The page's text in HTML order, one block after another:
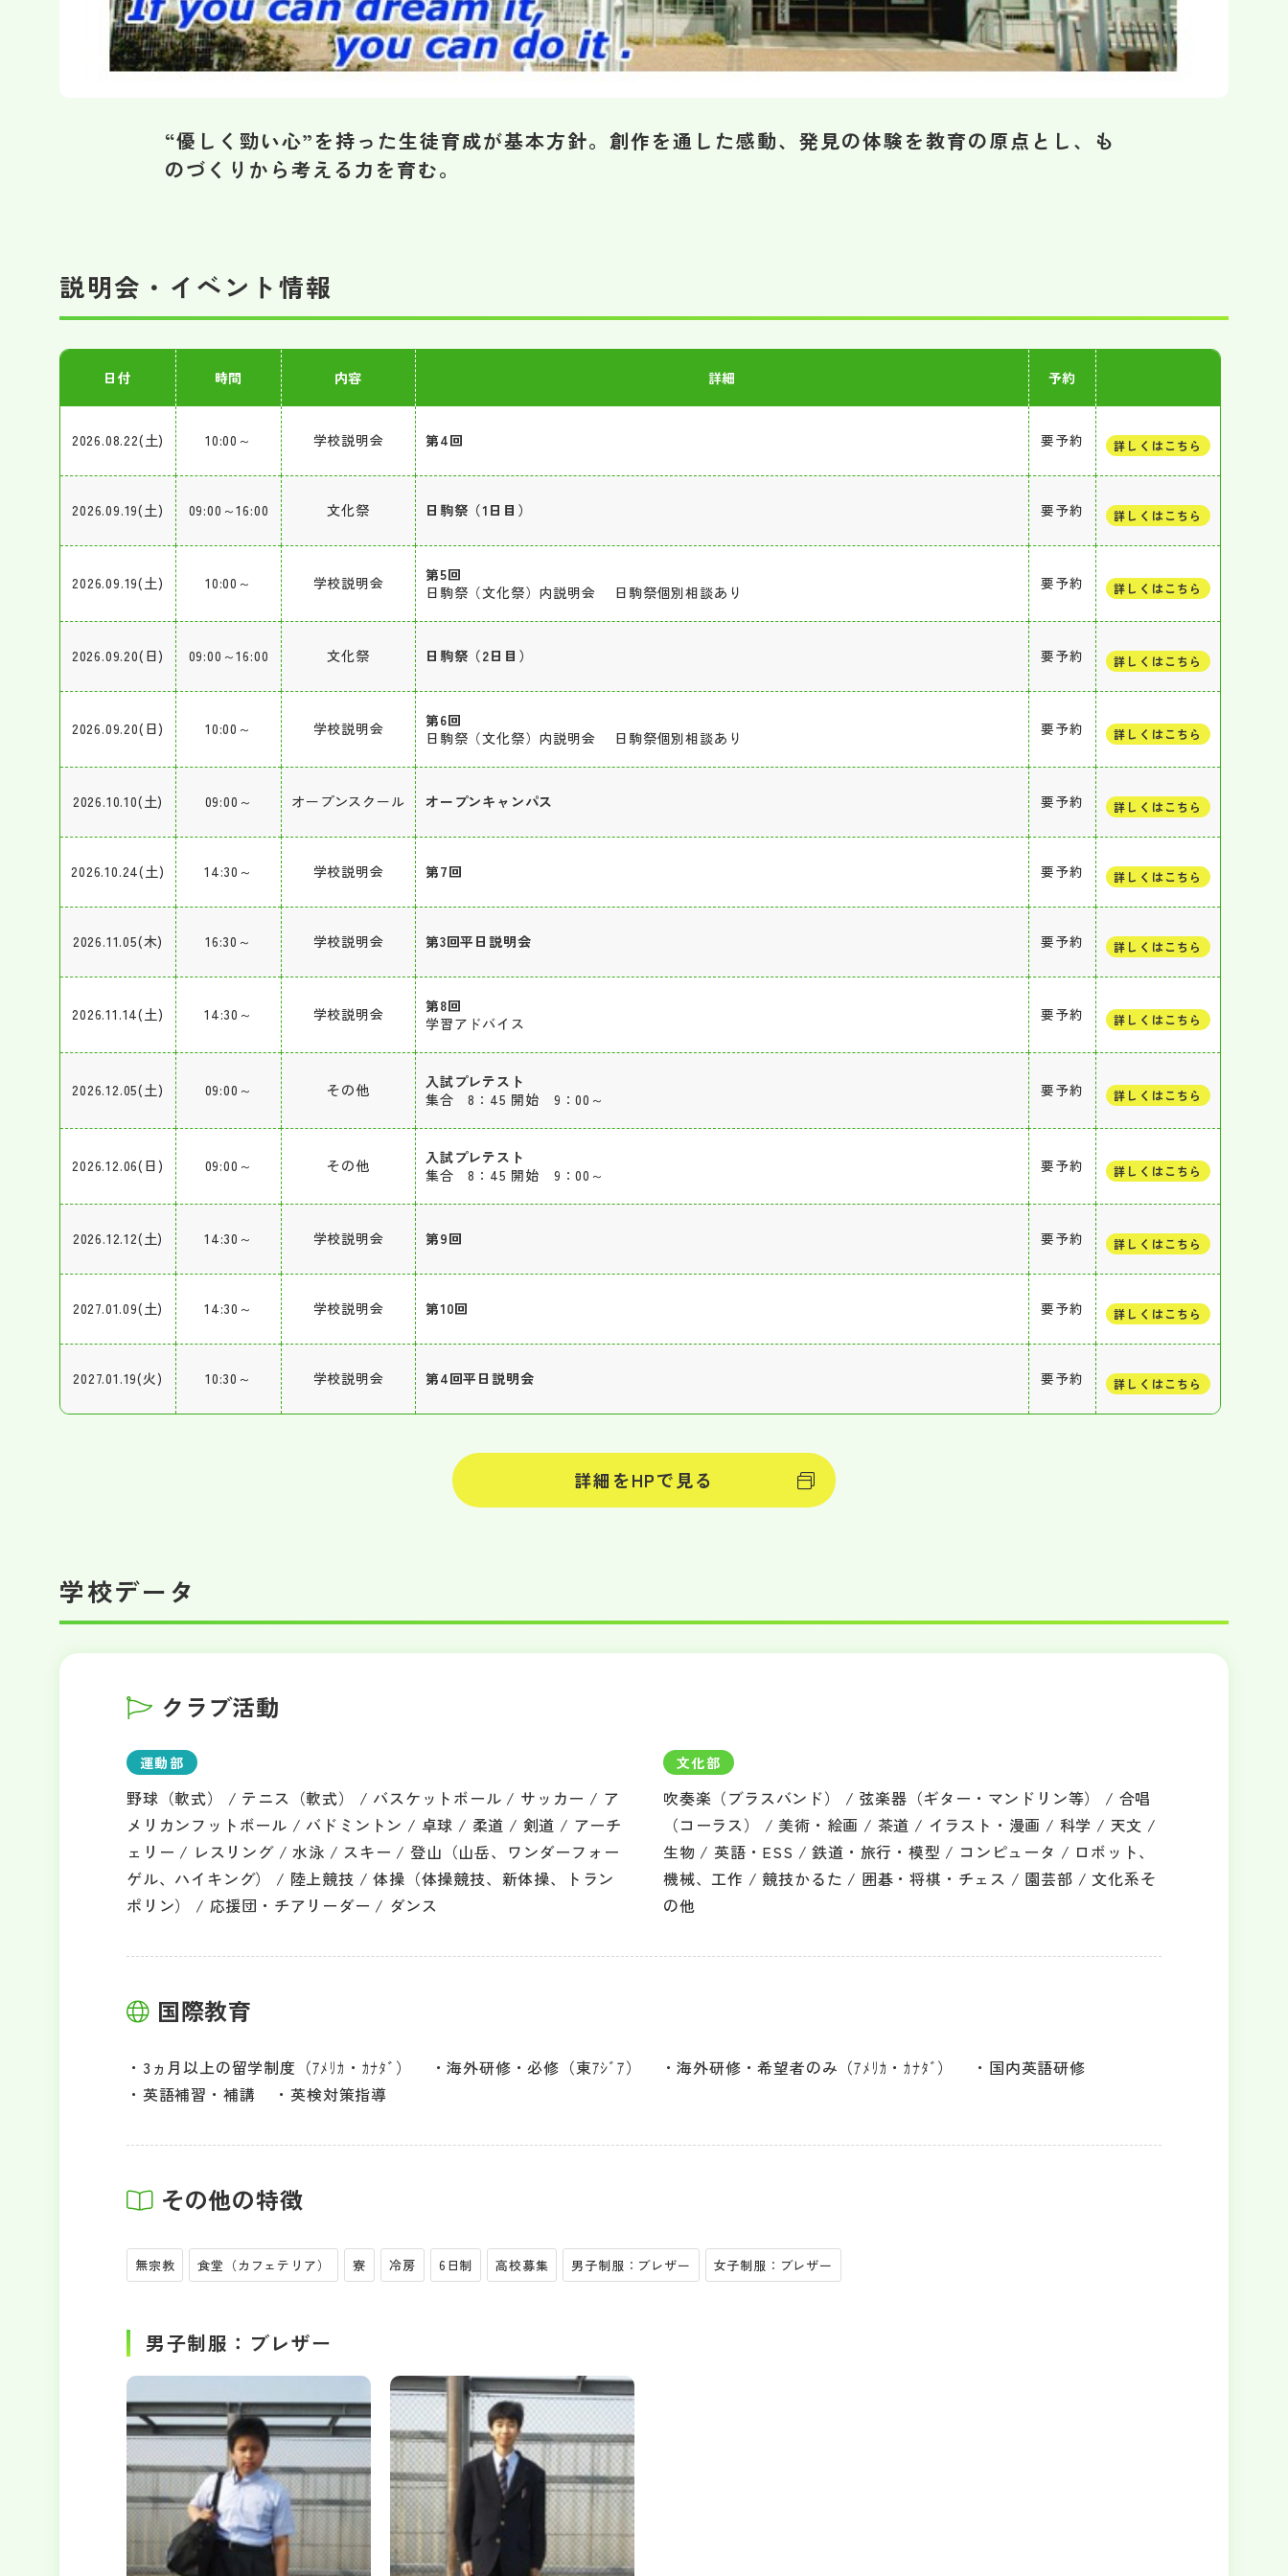
“優しく勁い心”を持った生徒育成が基本方針。創作を通した感動、発見の体験を教育の原点とし、も
のづくりから考える力を育む。
説明会・イベント情報
日付 時間 内容 詳細 予約
2026.08.22(土) 10:00～ 学校説明会 第4回 要予約 詳しくはこちら
2026.09.19(土) 09:00～16:00 文化祭 日駒祭（1日目） 要予約 詳しくはこちら
2026.09.19(土) 10:00～ 学校説明会
第5回
日駒祭（文化祭）内説明会 日駒祭個別相談あり
要予約 詳しくはこちら
2026.09.20(日) 09:00～16:00 文化祭 日駒祭（2日目） 要予約 詳しくはこちら
2026.09.20(日) 10:00～ 学校説明会
第6回
日駒祭（文化祭）内説明会 日駒祭個別相談あり
要予約 詳しくはこちら
2026.10.10(土) 09:00～ オープンスクール オープンキャンパス 要予約 詳しくはこちら
2026.10.24(土) 14:30～ 学校説明会 第7回 要予約 詳しくはこちら
2026.11.05(木) 16:30～ 学校説明会 第3回平日説明会 要予約 詳しくはこちら
2026.11.14(土) 14:30～ 学校説明会
第8回
学習アドバイス
要予約 詳しくはこちら
2026.12.05(土) 09:00～ その他
入試プレテスト
集合 8：45 開始 9：00～
要予約 詳しくはこちら
2026.12.06(日) 09:00～ その他
入試プレテスト
集合 8：45 開始 9：00～
要予約 詳しくはこちら
2026.12.12(土) 14:30～ 学校説明会 第9回 要予約 詳しくはこちら
2027.01.09(土) 14:30～ 学校説明会 第10回 要予約 詳しくはこちら
2027.01.19(火) 10:30～ 学校説明会 第4回平日説明会 要予約 詳しくはこちら
詳細をHPで見る
学校データ
クラブ活動
運動部
野球（軟式） / テニス（軟式） / バスケットボール / サッカー / ア
メリカンフットボール / バドミントン / 卓球 / 柔道 / 剣道 / アーチ
ェリー / レスリング / 水泳 / スキー / 登山（山岳、ワンダーフォー
ゲル、ハイキング） / 陸上競技 / 体操（体操競技、新体操、トラン
ポリン） / 応援団・チアリーダー / ダンス
文化部
吹奏楽（ブラスバンド） / 弦楽器（ギター・マンドリン等） / 合唱
（コーラス） / 美術・絵画 / 茶道 / イラスト・漫画 / 科学 / 天文 /
生物 / 英語・ESS / 鉄道・旅行・模型 / コンピュータ / ロボット、
機械、工作 / 競技かるた / 囲碁・将棋・チェス / 園芸部 / 文化系そ
の他
国際教育
3ヵ月以上の留学制度（ｱﾒﾘｶ・ｶﾅﾀﾞ） 海外研修・必修（東ｱｼﾞｱ） 海外研修・希望者のみ（ｱﾒﾘｶ・ｶﾅﾀﾞ）
国内英語研修
英語補習・補講
英検対策指導
その他の特徴
無宗教 食堂（カフェテリア） 寮 冷房 6日制 高校募集 男子制服：ブレザー 女子制服：ブレザー
男子制服：ブレザー